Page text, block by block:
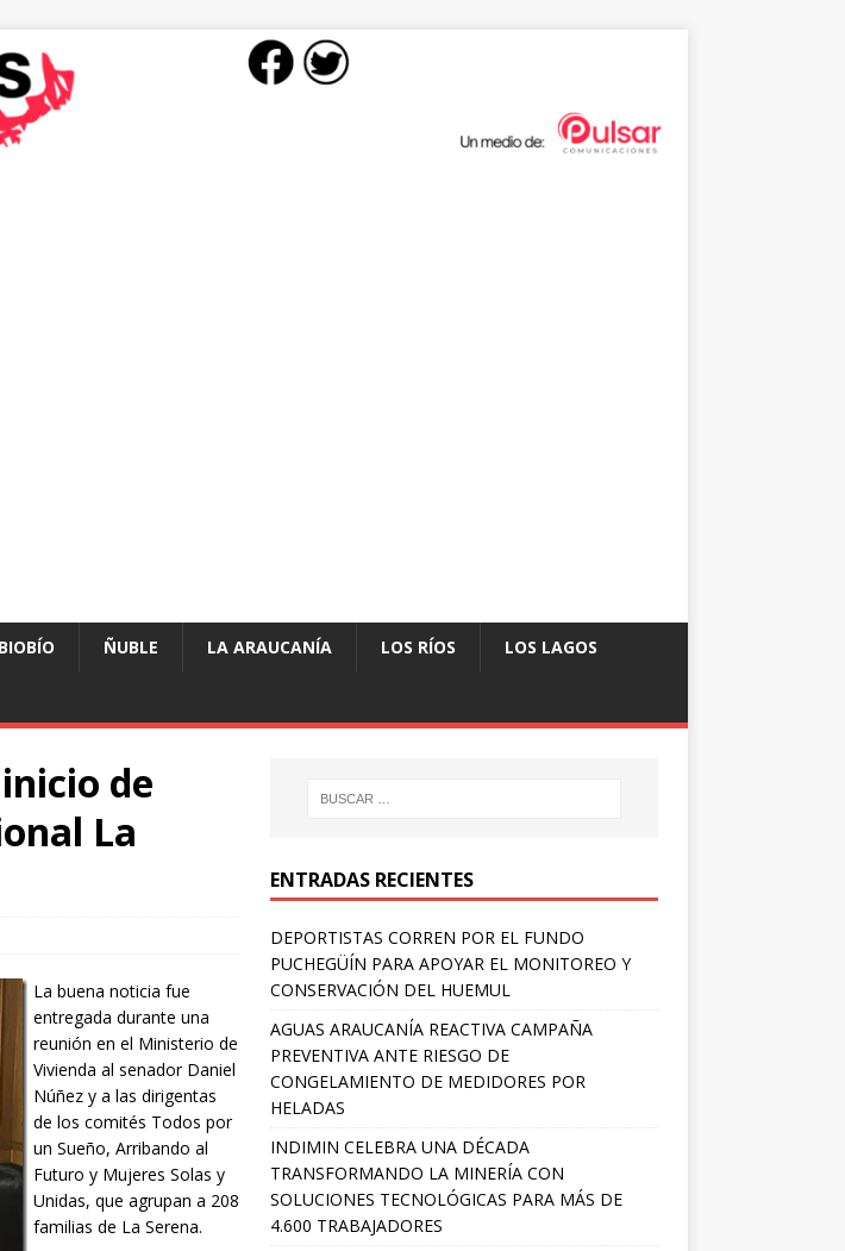
BIOBÍO ÑUBLE LA ARAUCANÍA LOS RÍOS LOS LAGOS
de
La
La buena noticia fue
entregada durante una
reunión en el Ministerio de
Vivienda al senador Daniel
Núñez y a las dirigentas
de los comités Todos por
un Sueño, Arribando al
Futuro y Mujeres Solas y
Unidas, que agrupan a 208
familias de La Serena.
ENTRADAS RECIENTES
DEPORTISTAS CORREN POR EL FUNDO
PUCHEGÜÍN PARA APOYAR EL MONITOREO Y
CONSERVACIÓN DEL HUEMUL
AGUAS ARAUCANÍA REACTIVA CAMPAÑA
PREVENTIVA ANTE RIESGO DE
CONGELAMIENTO DE MEDIDORES POR
HELADAS
INDIMIN CELEBRA UNA DÉCADA
TRANSFORMANDO LA MINERÍA CON
SOLUCIONES TECNOLÓGICAS PARA MÁS DE
4.600 TRABAJADORES